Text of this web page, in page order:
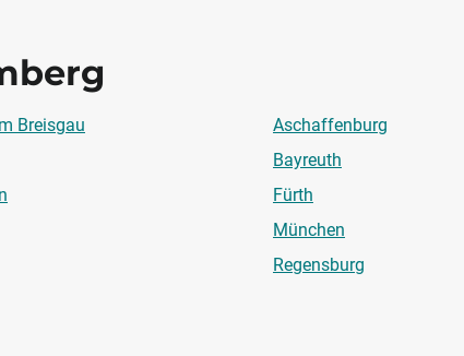
Breisgau
Aschaffenburg
Bayreuth
Fürth
München
Regensburg